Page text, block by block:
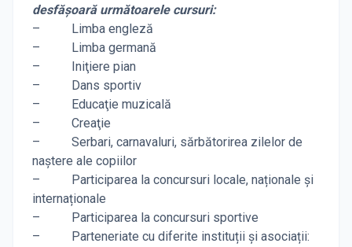
desfăşoară următoarele cursuri:
– Limba engleză
– Limba germană
– Iniţiere pian
– Dans sportiv
– Educaţie muzicală
– Creaţie
– Serbari, carnavaluri, sărbătorirea zilelor de
naștere ale copiilor
– Participarea la concursuri locale, naționale și
internaționale
– Participarea la concursuri sportive
– Parteneriate cu diferite instituții și asociații: